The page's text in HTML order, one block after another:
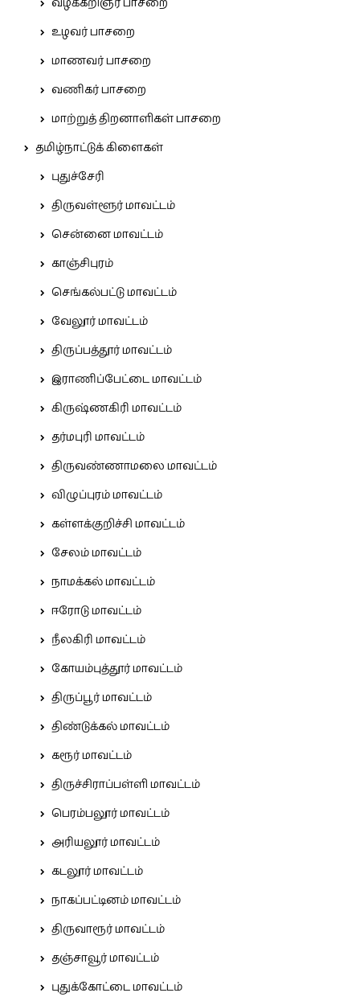
உழவர் பாசறை
மாணவர் பாசறை
வணிகர் பாசறை
மாற்றுத் திறனாளிகள் பாசறை
தமிழ்நாட்டுக் கிளைகள்
புதுச்சேரி
திருவள்ளூர் மாவட்டம்
சென்னை மாவட்டம்
காஞ்சிபுரம்
செங்கல்பட்டு மாவட்டம்
வேலூர் மாவட்டம்
திருப்பத்தூர் மாவட்டம்
இராணிப்பேட்டை மாவட்டம்
கிருஷ்ணகிரி மாவட்டம்
தர்மபுரி மாவட்டம்
திருவண்ணாமலை மாவட்டம்
விழுப்புரம் மாவட்டம்
கள்ளக்குறிச்சி மாவட்டம்
சேலம் மாவட்டம்
நாமக்கல் மாவட்டம்
ஈரோடு மாவட்டம்
நீலகிரி மாவட்டம்
கோயம்புத்தூர் மாவட்டம்
திருப்பூர் மாவட்டம்
திண்டுக்கல் மாவட்டம்
கரூர் மாவட்டம்
திருச்சிராப்பள்ளி மாவட்டம்
பெரம்பலூர் மாவட்டம்
அரியலூர் மாவட்டம்
கடலூர் மாவட்டம்
நாகப்பட்டினம் மாவட்டம்
திருவாரூர் மாவட்டம்
தஞ்சாவூர் மாவட்டம்
புதுக்கோட்டை மாவட்டம்